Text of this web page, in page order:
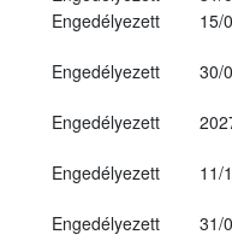
Engedélyezett
15/
Engedélyezett 30/
Engedélyezett
Engedélyezett 11/
Engedélyezett
31/